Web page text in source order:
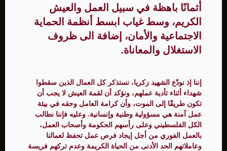
أثمانًا باهظة في سبيل العمل والعيش
الكريم، وسط غياب ابسط أنظمة الحماية
الاجتماعية والأمان، إضافة الى ظروف
الاستغلال والمعاناة.
إننا إذ نودّع الشهيد زكريا، نستذكر كل العمال الذين سقطوا
شهداء أثناء تأدية عملهم، ونؤكد أن لقمة العيش لا يجب أن
تكون طريقًا إلى الموت، وأن كرامة العامل وحقه في بيئة
عمل آمنة هي مسؤولية وطنية وإنسانية. وعليه فإننا نطالب
الكل الفلسطيني وعلى رأسهم الحكومة وأصحاب العمل،
بالعمل الفوري من أجل إيجاد فرص عمل تحفظ لعمالنا
وعاملاتهم الحد الأدنى من الحياة الكريمة وعدم تركهم فريسة